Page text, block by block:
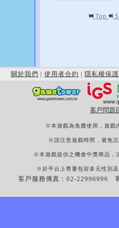
Top 5
關於我們 | 使用者合約 | 隱私權保護
客戶問題
※本遊戲為免費使用，遊戲
※請注意遊戲時間，避免
※本遊戲提供之機會中獎商品，
※於平台上尊重包容多元性別
客戶服務傳真：02-22996996